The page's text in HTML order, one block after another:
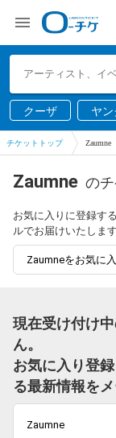
クーザ
ヤ
ー
チケットトップ Zaumne
Zaumne の
お気に入りに登録す
ルでお届けいたします
Zaumneをお気に
現在受け付け
ん。
お気に入り登
る最新情報を
Zaumne